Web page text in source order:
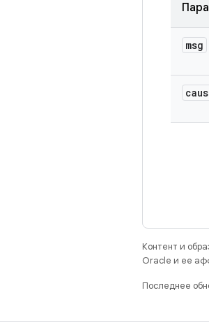
msg
Контент и
Oracle и ее
Последнее